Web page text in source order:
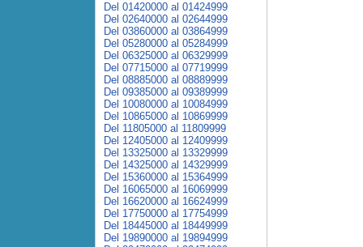
Del 01420000 al 01424999
Del 02640000 al 02644999
Del 03860000 al 03864999
Del 05280000 al 05284999
Del 06325000 al 06329999
Del 07715000 al 07719999
Del 08885000 al 08889999
Del 09385000 al 09389999
Del 10080000 al 10084999
Del 10865000 al 10869999
Del 11805000 al 11809999
Del 12405000 al 12409999
Del 13325000 al 13329999
Del 14325000 al 14329999
Del 15360000 al 15364999
Del 16065000 al 16069999
Del 16620000 al 16624999
Del 17750000 al 17754999
Del 18445000 al 18449999
Del 19890000 al 19894999